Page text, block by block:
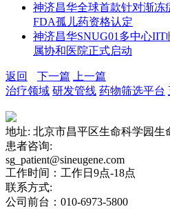
神济昌华全球首款针对渐冻
FDA孤儿药资格认定
神济昌华SNUG01多中心
属协和医院正式启动
返回 下一篇
上一篇
治疗领域 研发管线 药物筛选平台
地址: 北京市昌平区生命科学园生
患者咨询:
sg_patient@sineugene.com
工作时间：工作日9点-18点
联系方式:
公司前台：010-6973-5800